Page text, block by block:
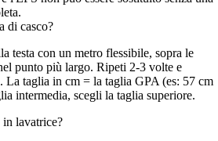
di casco?
testa con un metro flessibile, sopra le
punto più largo. Ripeti 2-3 volte e
La taglia in cm = la taglia GPA (es: 57 cm
intermedia, scegli la taglia superiore.
in lavatrice?